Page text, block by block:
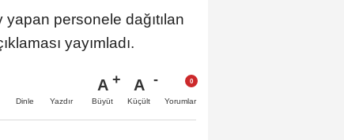
personele dağıtılan
yayımladı.
Dinle Yazdır
A
Büyüt
A
Küçült Yorumlar